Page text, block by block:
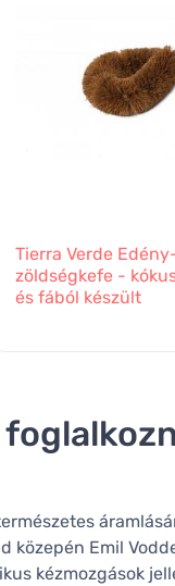
Tierra Verde
zöldségkefe -
és fából készült
közepén Emil
kézmozgások